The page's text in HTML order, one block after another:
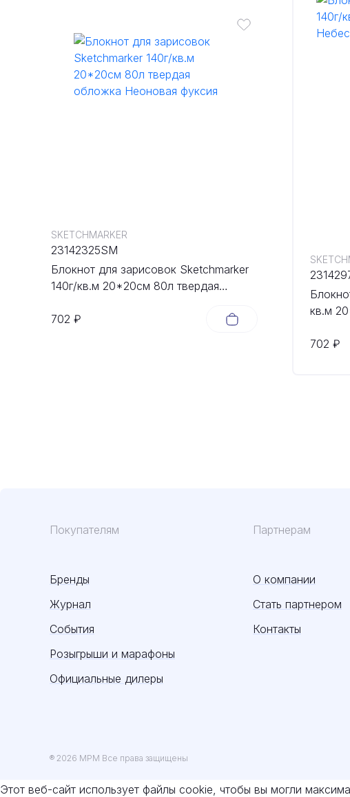
702 ₽
Блокнот для зарисовок Sketchmarker
140г/кв.м 20*20cм 80л твердая
SKETCHMARKER
23142325SM
702 ₽
кв.м
Покупателям
Бренды
Журнал
События
Розыгрыши и марафоны
Официальные дилеры
Партнерам
О компании
Стать партнером
Контакты
® 2026 MPM Все права защищены
Этот веб-сайт использует файлы cookie, чтобы вы могли